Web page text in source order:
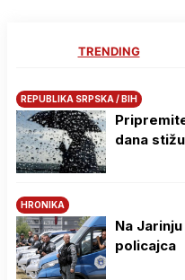
TRENDING
REPUBLIKA SRPSKA / BIH
dana
HRONIKA
Na
policajca